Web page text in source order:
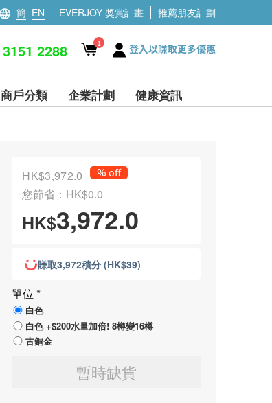
簡 EN EVERJOY 獎賞計畫 推薦朋友計劃
3151 2288 1 登入以賺取更多優惠
商戶分類 企業計劃 健康資訊
HK$3,972.0 % off
您節省：HK$0.0
HK$3,972.0
賺取3,972積分 (HK$39)
單位*
白色
白色 +$200水量加倍! 8樽變16樽
古銅金
暫時缺貨